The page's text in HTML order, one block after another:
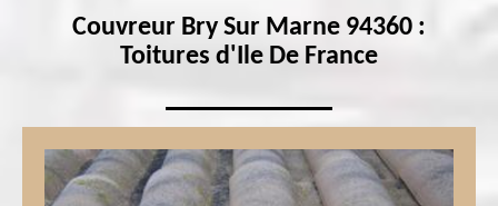
Couvreur Bry Sur Marne 94360 :
Toitures d'Ile De France